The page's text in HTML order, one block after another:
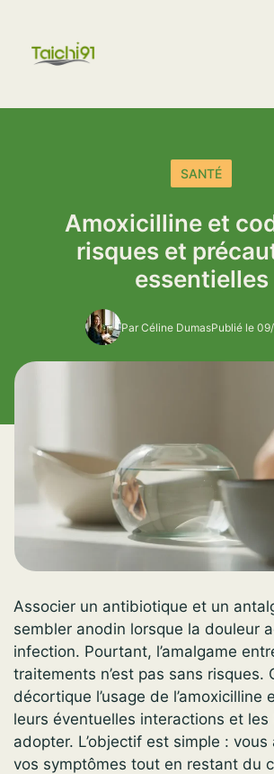
contenu
SANTÉ
Amoxicilline et
risques et
essentielles
Par Céline DumasPublié le
Associer un antibiotique et un
sembler anodin lorsque la douleur
infection. Pourtant, l’amalgame
traitements n’est pas sans risques.
décortique l’usage de l’amoxicilline
leurs éventuelles interactions et les
adopter. L’objectif est simple :
vos symptômes tout en restant du